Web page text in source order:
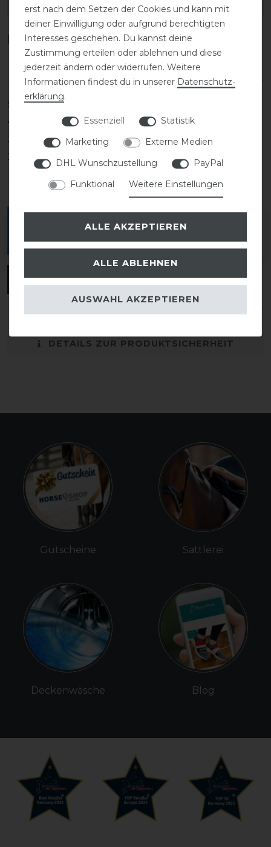
Kundenrezensionen (0)
5
4
0
3
0
2
0
1
Melde dich an, um eine Kundenrezension zu
verfassen.
ANMELDEN
DETAILS ZUR PRODUKTSICHERHEIT
Gutscheine
Deckenwäsche
Sattlerei
Blog
erst nach dem Setzen der Cookies und kann mit
deiner Einwilligung oder aufgrund berechtigten
Interesses geschehen. Du kannst deine
Zustimmung erteilen oder ablehnen und diese
jederzeit ändern oder widerrufen. Weitere
Informationen findest du in unserer Daten­schutz­
erklärung.
Essenziell
Statistik
Marketing
Externe Medien
DHL Wunschzustellung
PayPal
Funktional
Weitere Einstellungen
ALLE AKZEPTIEREN
ALLE ABLEHNEN
AUSWAHL AKZEPTIEREN